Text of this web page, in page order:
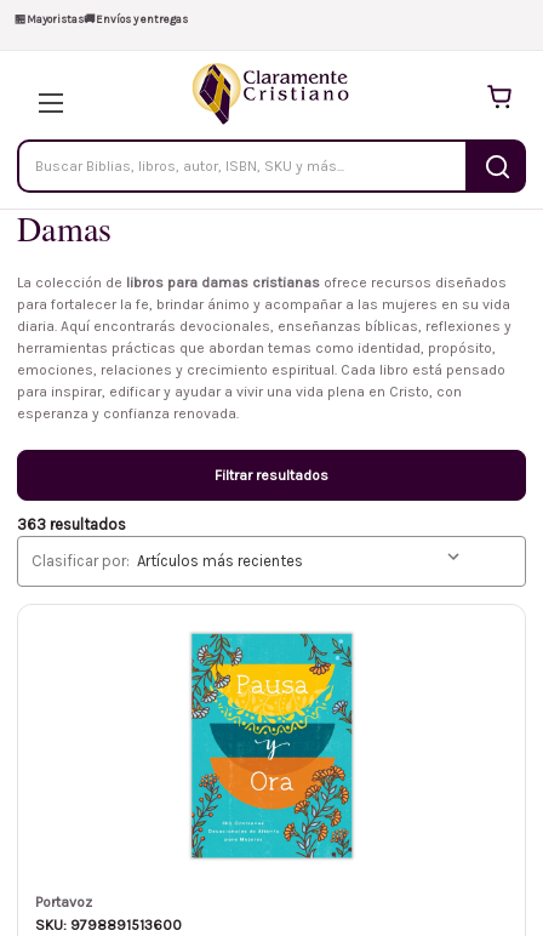
🏪Mayoristas🚚Envíos y entregas
Buscar
productos
Damas
La colección de libros para damas cristianas ofrece recursos diseñados
para fortalecer la fe, brindar ánimo y acompañar a las mujeres en su vida
diaria. Aquí encontrarás devocionales, enseñanzas bíblicas, reflexiones y
herramientas prácticas que abordan temas como identidad, propósito,
emociones, relaciones y crecimiento espiritual. Cada libro está pensado
para inspirar, edificar y ayudar a vivir una vida plena en Cristo, con
esperanza y confianza renovada.
Filtrar resultados
363 resultados
Clasificar por:
Portavoz
SKU: 9798891513600